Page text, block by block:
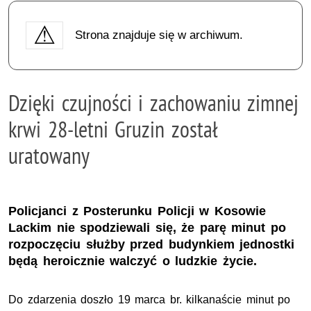
Strona znajduje się w archiwum.
Dzięki czujności i zachowaniu zimnej
krwi 28-letni Gruzin został
uratowany
Policjanci z Posterunku Policji w Kosowie
Lackim nie spodziewali się, że parę minut po
rozpoczęciu służby przed budynkiem jednostki
będą heroicznie walczyć o ludzkie życie.
Do zdarzenia doszło 19 marca br. kilkanaście minut po